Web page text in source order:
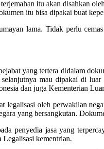
itu akan disahkan
itu bisa dipakai buat
lama. Tidak perlu
yang tertera didalam
mau dipakai di
dan juga Kementerian
legalisasi oleh perwakilan
yang bersangkutan.
penyedia jasa yang
Legalisasi kementrian.